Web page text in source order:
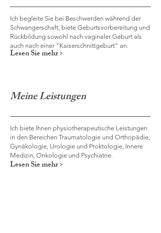
Lesen Sie mehr >
Ich begleite Sie bei Beschwerden während der
Schwangerschaft, biete Geburtsvorbereitung und
Rückbildung sowohl nach vaginaler Geburt als
auch nach einer "Kaiserschnittgeburt" an.
Meine Leistungen
Ich biete Ihnen physiotherapeutische Leistungen
in den Bereichen Traumatologie und Orthopädie,
Gynäkologie, Urologie und Proktologie, Innere
Medizin, Onkologie und Psychiatrie.
Lesen Sie mehr >